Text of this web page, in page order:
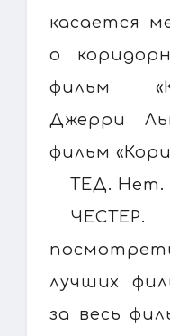
касается
о
фильм
Джерри
фильм
ТЕД. Нет.
лучших
за весь